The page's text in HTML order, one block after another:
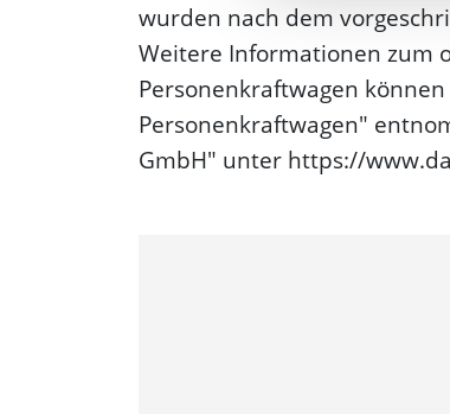
wurden nach dem
Weitere Informationen zum
Personenkraftwagen
Personenkraftwagen"
GmbH" unter https://